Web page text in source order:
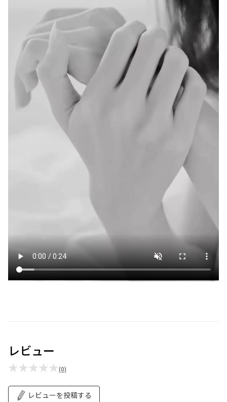
レビュー
★★★★★(0)
レビューを投稿する